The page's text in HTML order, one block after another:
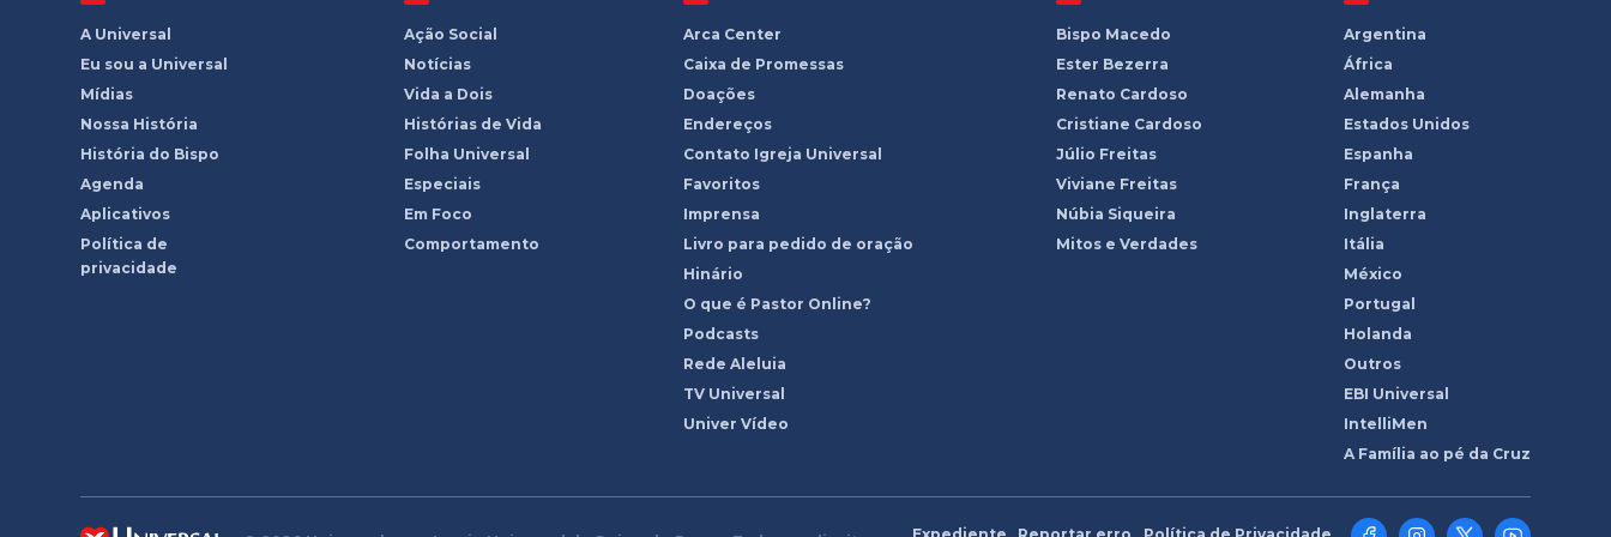
A Universal
Eu sou a Universal
Mídias
Nossa História
História do Bispo
Agenda
Aplicativos
Política de
privacidade
Ação Social
Notícias
Vida a Dois
Histórias de Vida
Folha Universal
Especiais
Em Foco
Comportamento
Arca Center
Caixa de Promessas
Doações
Endereços
Contato Igreja Universal
Favoritos
Imprensa
Livro para pedido de oração
Hinário
O que é Pastor Online?
Podcasts
Rede Aleluia
TV Universal
Univer Vídeo
Bispo Macedo
Ester Bezerra
Renato Cardoso
Cristiane Cardoso
Júlio Freitas
Viviane Freitas
Núbia Siqueira
Mitos e Verdades
Argentina
África
Alemanha
Estados Unidos
Espanha
França
Inglaterra
Itália
México
Portugal
Holanda
Outros
EBI Universal
IntelliMen
A Família ao pé da Cruz